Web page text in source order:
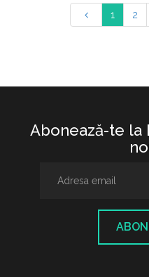
1 2
Abonează-te